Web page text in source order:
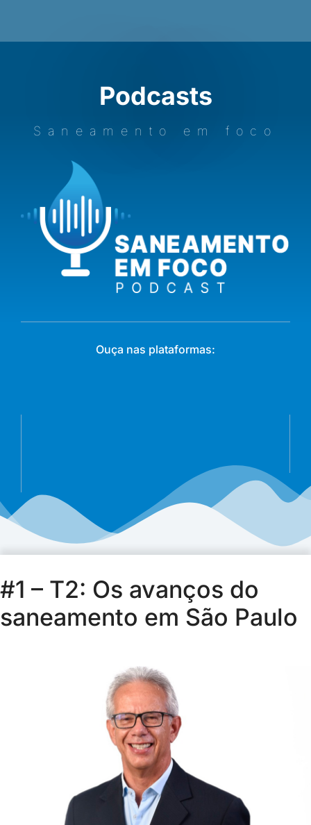
Podcasts
Saneamento em foco
Ouça nas plataformas:
#1 – T2: Os avanços do
saneamento em São Paulo